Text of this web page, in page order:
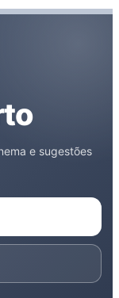
e sugestões